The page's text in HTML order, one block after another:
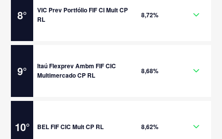
8°
VIC Prev Portfólio FIF CI Mult CP
RL
8,72%
9°
Itaú Flexprev Ambm FIF CIC
Multimercado CP RL
8,68%
10° BEL FIF CIC Mult CP RL 8,62%